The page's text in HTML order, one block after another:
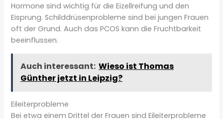
Hormone sind wichtig für die Eizellreifung und den
Eisprung. Schilddrüsenprobleme sind bei jungen Frauen
oft der Grund. Auch das PCOS kann die Fruchtbarkeit
beeinflussen.
Auch interessant: Wieso ist Thomas
Günther jetzt in Leipzig?
Eileiterprobleme
Bei etwa einem Drittel der Frauen sind Eileiterprobleme